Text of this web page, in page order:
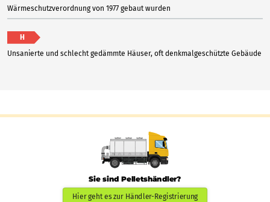
Wärmeschutzverordnung von 1977 gebaut wurden
H
Unsanierte und schlecht gedämmte Häuser, oft denkmalgeschützte Gebäude
Sie sind Pelletshändler?
Hier geht es zur Händler-Registrierung